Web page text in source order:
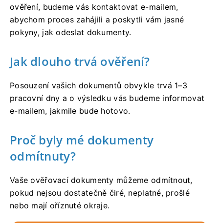
ověření, budeme vás kontaktovat e-mailem,
abychom proces zahájili a poskytli vám jasné
pokyny, jak odeslat dokumenty.
Jak dlouho trvá ověření?
Posouzení vašich dokumentů obvykle trvá 1–3
pracovní dny a o výsledku vás budeme informovat
e-mailem, jakmile bude hotovo.
Proč byly mé dokumenty
odmítnuty?
Vaše ověřovací dokumenty můžeme odmítnout,
pokud nejsou dostatečně čiré, neplatné, prošlé
nebo mají oříznuté okraje.